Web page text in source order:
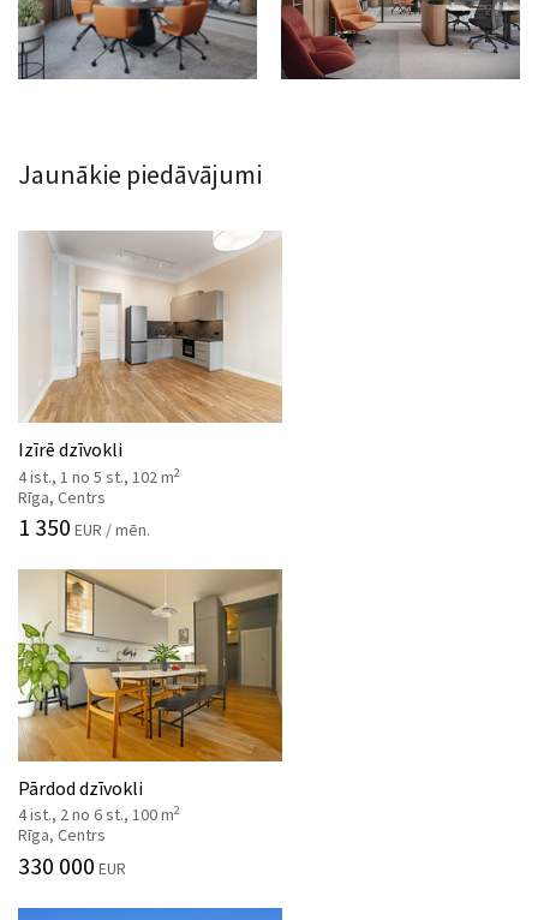
Jaunākie piedāvājumi
Izīrē dzīvokli
4 ist., 1 no 5 st., 102 m2
Rīga, Centrs
1 350 EUR / mēn.
Pārdod dzīvokli
4 ist., 2 no 6 st., 100 m2
Rīga, Centrs
330 000 EUR